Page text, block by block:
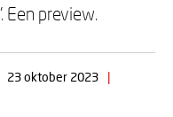
Een preview.
23 oktober 2023
|